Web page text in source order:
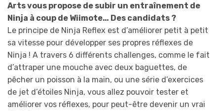
Arts vous propose de subir un entraînement de
Ninja à coup de Wiimote… Des candidats ?
Le principe de Ninja Reflex est d’améliorer petit à petit
sa vitesse pour développer ses propres réflexes de
Ninja ! A travers 6 différents challenges, comme le fait
d’attraper une mouche avec deux baguettes, de
pêcher un poisson à la main, ou une série d’exercices
de jet d’étoiles Ninja, vous allez pouvoir tester et
améliorer vos réflexes, pour peut-être devenir un vrai